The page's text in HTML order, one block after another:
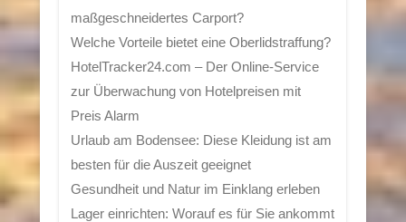
maßgeschneidertes Carport?
Welche Vorteile bietet eine Oberlidstraffung?
HotelTracker24.com – Der Online-Service
zur Überwachung von Hotelpreisen mit
Preis Alarm
Urlaub am Bodensee: Diese Kleidung ist am
besten für die Auszeit geeignet
Gesundheit und Natur im Einklang erleben
Lager einrichten: Worauf es für Sie ankommt